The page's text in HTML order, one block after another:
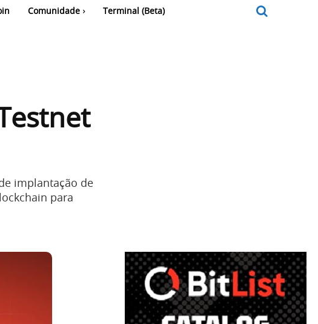
Comunidade Terminal (Beta)
implantação de
para